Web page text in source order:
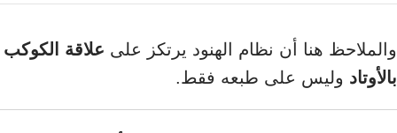
والملاحظ هنا أن نظام الهنود يرتكز على علاقة الكوكب
بالأوتاد وليس على طبعه فقط.